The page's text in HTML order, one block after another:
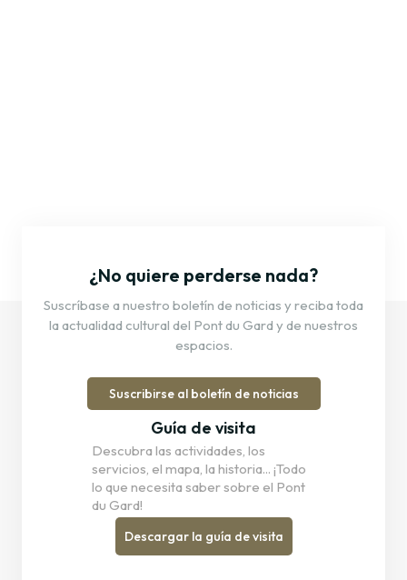
¿No quiere perderse nada?
Suscríbase a nuestro boletín de noticias y reciba toda
la actualidad cultural del Pont du Gard y de nuestros
espacios.
Suscribirse al boletín de noticias
Guía de visita
Descubra las actividades, los
servicios, el mapa, la historia... ¡Todo
lo que necesita saber sobre el Pont
du Gard!
Descargar la guía de visita